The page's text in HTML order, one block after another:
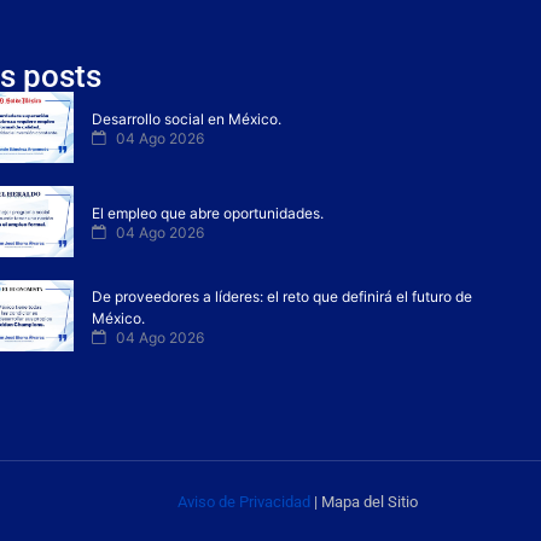
posts
Desarrollo social en México.
04 Ago 2026
El empleo que abre oportunidades.
04 Ago 2026
De proveedores a líderes: el reto que definirá el futuro de
México.
04 Ago 2026
Aviso de Privacidad | Mapa del Sitio